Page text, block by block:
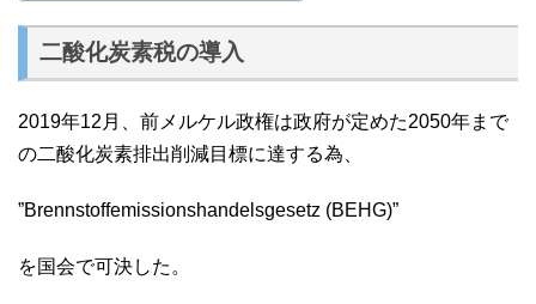
二酸化炭素税の導入
2019年12月、前メルケル政権は政府が定めた2050年まで
の二酸化炭素排出削減目標に達する為、
”Brennstoffemissionshandelsgesetz (BEHG)”
を国会で可決した。